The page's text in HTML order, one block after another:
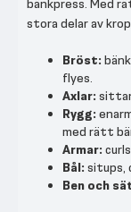
bänkpress. Med
stora delar av
Bröst:
flyes.
Axlar:
Rygg:
med rätt
Armar:
Bål: situps,
Ben och